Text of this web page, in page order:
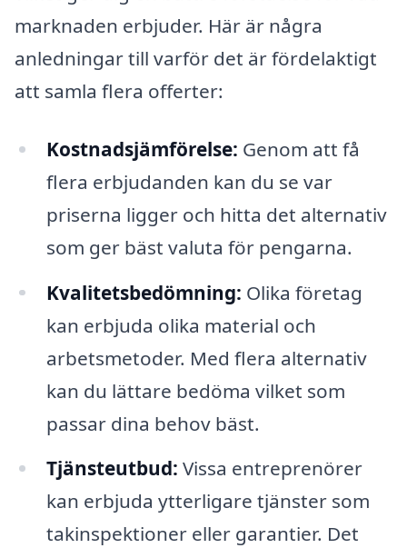
marknaden erbjuder. Här är några
anledningar till varför det är fördelaktigt
att samla flera offerter:
Kostnadsjämförelse: Genom att få
flera erbjudanden kan du se var
priserna ligger och hitta det alternativ
som ger bäst valuta för pengarna.
Kvalitetsbedömning: Olika företag
kan erbjuda olika material och
arbetsmetoder. Med flera alternativ
kan du lättare bedöma vilket som
passar dina behov bäst.
Tjänsteutbud: Vissa entreprenörer
kan erbjuda ytterligare tjänster som
takinspektioner eller garantier. Det